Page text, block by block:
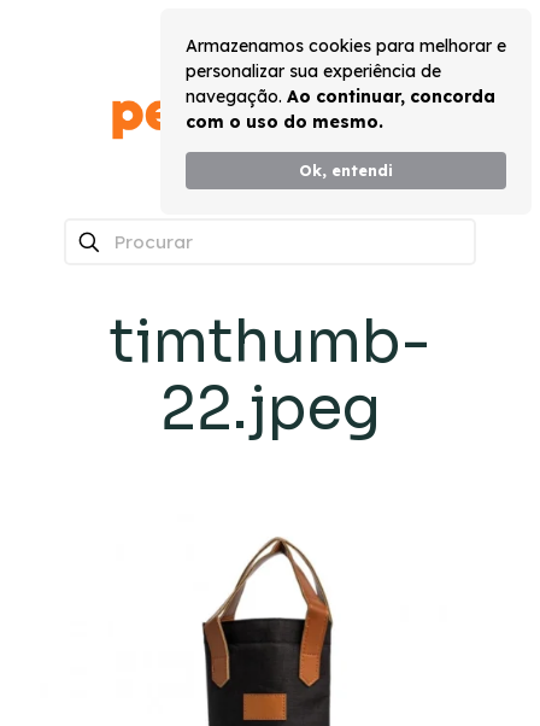
Armazenamos cookies para melhorar e
personalizar sua experiência de
navegação. Ao continuar, concorda
com o uso do mesmo.
Ok, entendi
timthumb-
22.jpeg